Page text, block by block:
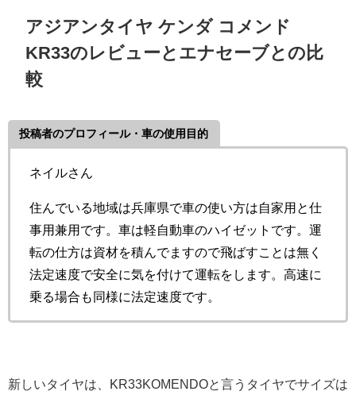
アジアンタイヤ ケンダ コメンド
KR33のレビューとエナセーブとの比
較
投稿者のプロフィール・車の使用目的
ネイルさん
住んでいる地域は兵庫県で車の使い方は自家用と仕
事用兼用です。車は軽自動車のハイゼットです。運
転の仕方は資材を積んでますので飛ばすことは無く
法定速度で安全に気を付けて運転をします。高速に
乗る場合も同様に法定速度です。
新しいタイヤは、KR33KOMENDOと言うタイヤでサイズは